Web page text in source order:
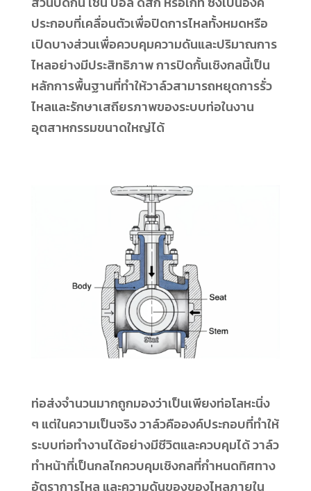
ประกอบที่เคลื่อนตัวเพื่อปิดการไหลทั้งหมดหรือ
เปิดบางส่วนเพื่อควบคุมความดันและปริมาณการ
ไหลอย่างมีประสิทธิภาพ การปิดกั้นเชิงกลนี้เป็น
หลักการพื้นฐานที่ทำให้วาล์วสามารถหยุดการรั่ว
ไหลและรักษาเสถียรภาพของระบบท่อในงาน
อุตสาหกรรมขนาดใหญ่ได้
ท่อส่งจำนวนมากถูกมองว่าเป็นเพียงท่อโลหะนิ่ง
ๆ แต่ในความเป็นจริง วาล์วคือองค์ประกอบที่ทำให้
ระบบท่อทำงานได้อย่างมีชีวิตและควบคุมได้ วาล์ว
ทำหน้าที่เป็นกลไกควบคุมเชิงกลที่กำหนดทิศทาง
อัตราการไหล และความดันของของไหลภายใน